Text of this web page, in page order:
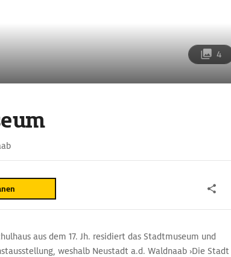
4
aus dem 17. Jh. residiert das Stadtmuseum und
weshalb Neustadt a.d. Waldnaab ›Die Stadt